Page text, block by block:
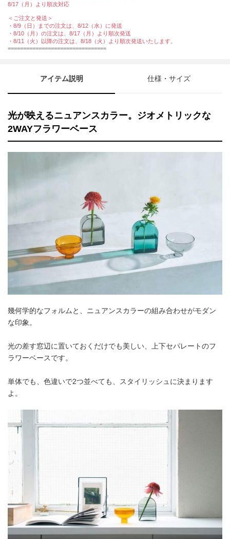
8/17（月）より順次対応
＜ご注文と発送＞
・8/9（日）までの注文は、8/12（水）に発送
・8/10（月）の注文は、8/17（月）より順次発送
・8/11（火）以降の注文は、8/18（火）より順次発送いたします。
================================
アイテム説明 仕様・サイズ
光が映えるニュアンスカラー。ジオメトリックな
2WAYフラワーベース
幾何学的なフォルムと、ニュアンスカラーの組み合わせがモダン
な印象。
光の差す窓辺に置いておくだけでも美しい、上下セパレートのフ
ラワーベースです。
単体でも、色違いで2つ並べても、スタイリッシュに決まります
よ。